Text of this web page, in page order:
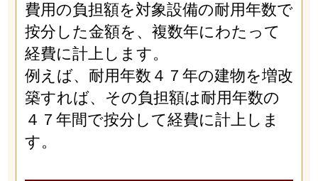
費用の負担額を対象設備の耐用年数で
按分した金額を、複数年にわたって
経費に計上します。
例えば、耐用年数４７年の建物を増改
築すれば、その負担額は耐用年数の
４７年間で按分して経費に計上しま
す。